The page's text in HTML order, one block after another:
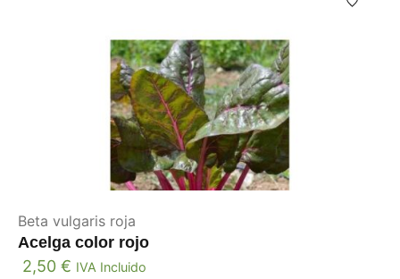
Beta vulgaris roja
Acelga color rojo
2,50 € IVA Incluido